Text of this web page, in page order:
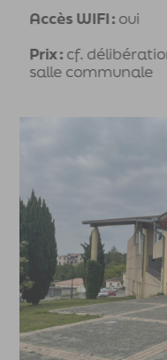
Accès WIFI :oui
Prix :cf.
salle communale